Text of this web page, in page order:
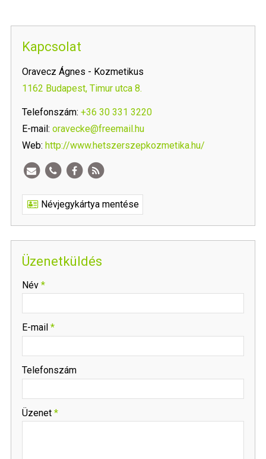
Kapcsolat
Oravecz Ágnes - Kozmetikus
1162 Budapest, Timur utca 8.
Telefonszám: +36 30 331 3220
E-mail: oravecke@freemail.hu
Web: http://www.hetszerszepkozmetika.hu/
Névjegykártya mentése
Üzenetküldés
-
Név *
E-mail *
Telefonszám
Üzenet *